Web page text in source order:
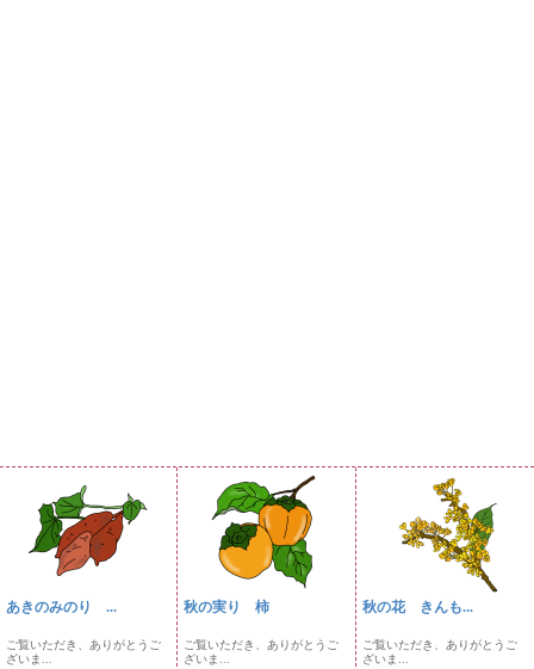
あきのみのり ...
ご覧いただき、ありがとうご
ざいま...
秋の実り 柿
ご覧いただき、ありがとうご
ざいま...
秋の花 きんも...
ご覧いただき、ありがとうご
ざいま...